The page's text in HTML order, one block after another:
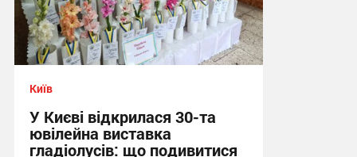
Київ
У Києві відкрилася 30-та
ювілейна виставка
гладіолусів: що подивитися